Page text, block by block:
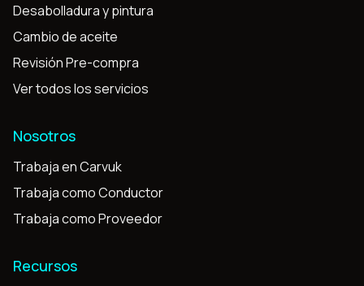
Desabolladura y pintura
Cambio de aceite
Revisión Pre-compra
Ver todos los servicios
Nosotros
Trabaja en Carvuk
Trabaja como Conductor
Trabaja como Proveedor
Recursos